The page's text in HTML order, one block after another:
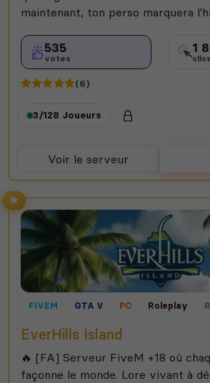
maintenant, ton perso marquera
535
votes
1
clics
(6)
3/128 Joueurs
Voir le serveur
FIVEM GTA V PC Roleplay
EverHills Island
🔥 [FA] Serveur FiveM +18 où
façonne le monde. Lore vivant à